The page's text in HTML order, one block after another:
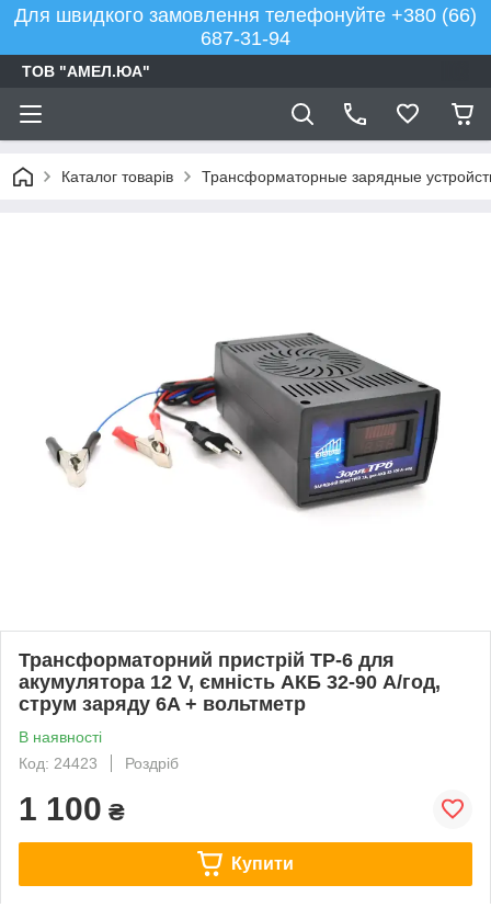
Для швидкого замовлення телефонуйте +380 (66)
687-31-94
ТОВ "АМЕЛ.ЮА"
Каталог товарів Трансформаторные зарядные
Трансформаторний пристрій ТР-6 для
акумулятора 12 V, ємність АКБ 32-90 А/год,
струм заряду 6A + вольтметр
В наявності
Код: 24423
Роздріб
1 100 ₴
Купити